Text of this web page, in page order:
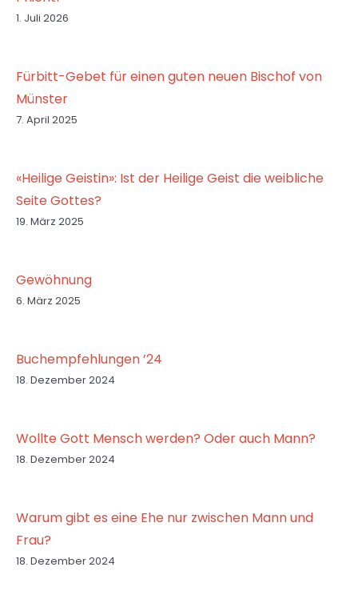
1. Juli 2026
Fürbitt-Gebet für einen guten neuen Bischof von
Münster
7. April 2025
«Heilige Geistin»: Ist der Heilige Geist die weibliche
Seite Gottes?
19. März 2025
Gewöhnung
6. März 2025
Buchempfehlungen ’24
18. Dezember 2024
Wollte Gott Mensch werden? Oder auch Mann?
18. Dezember 2024
Warum gibt es eine Ehe nur zwischen Mann und
Frau?
18. Dezember 2024